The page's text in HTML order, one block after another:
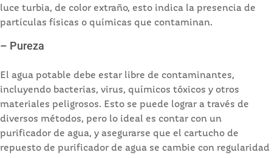
luce turbia, de color extraño, esto indica la presencia de
partículas físicas o químicas que contaminan.
– Pureza
El agua potable debe estar libre de contaminantes,
incluyendo bacterias, virus, químicos tóxicos y otros
materiales peligrosos. Esto se puede lograr a través de
diversos métodos, pero lo ideal es contar con un
purificador de agua, y asegurarse que el cartucho de
repuesto de purificador de agua se cambie con regularidad